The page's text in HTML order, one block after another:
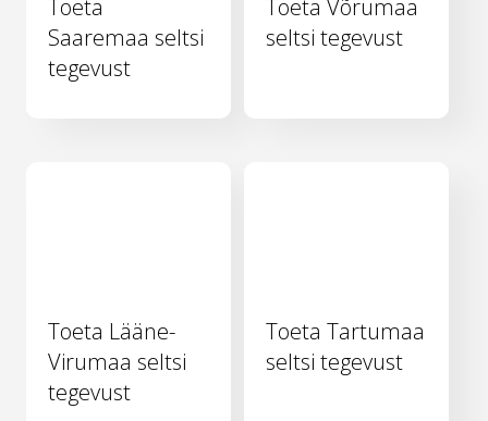
Toeta
Saaremaa seltsi
tegevust
Toeta Võrumaa
seltsi tegevust
Toeta Lääne-
Virumaa seltsi
tegevust
Toeta Tartumaa
seltsi tegevust